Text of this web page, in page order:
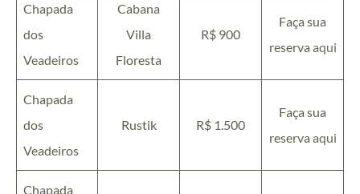
Chapada
dos
Veadeiros
Cabana
Villa
Floresta
R$ 900
Faça sua
reserva aqui
Chapada
dos
Veadeiros
Rustik R$ 1.500
Faça sua
reserva aqui
Chapada